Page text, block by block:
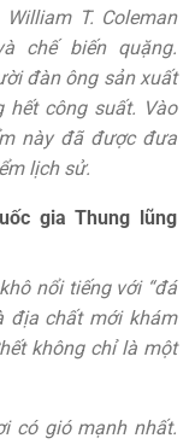
T. Coleman
chế biến quặng.
đàn ông sản xuất
hết công suất. Vào
này đã được đưa
lịch sử.
gia Thung lũng
nổi tiếng với “đá
địa chất mới khám
không chỉ là một
có gió mạnh nhất.